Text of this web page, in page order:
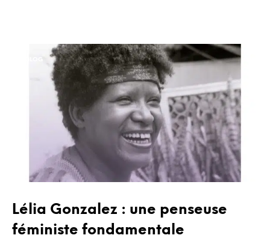
Lélia Gonzalez : une penseuse
féministe fondamentale